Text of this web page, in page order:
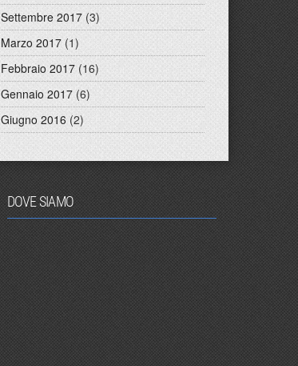
Settembre 2017 (3)
Marzo 2017 (1)
Febbraio 2017 (16)
Gennaio 2017 (6)
Giugno 2016 (2)
DOVE SIAMO